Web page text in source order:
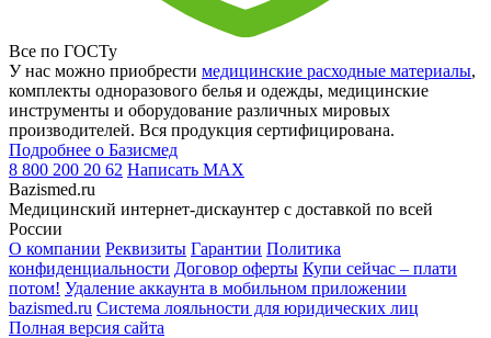
Все по ГОСТу
У нас можно приобрести медицинские расходные материалы,
комплекты одноразового белья и одежды, медицинские
инструменты и оборудование различных мировых
производителей. Вся продукция сертифицирована.
Подробнее о Базисмед
8 800 200 20 62 Написать MAX
Bazismed.ru
Медицинский интернет-дискаунтер с доставкой по всей
России
О компании Реквизиты Гарантии Политика
конфиденциальности Договор оферты Купи сейчас – плати
потом! Удаление аккаунта в мобильном приложении
bazismed.ru Система лояльности для юридических лиц
Полная версия сайта